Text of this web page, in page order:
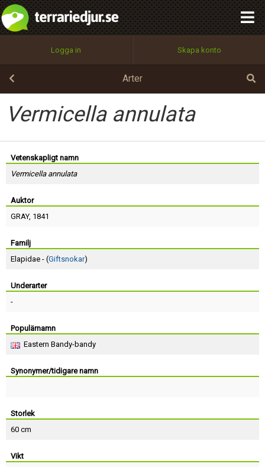
Logga in Skapa konto
Arter
Vermicella annulata
Vetenskapligt namn
Vermicella annulata
Auktor
GRAY, 1841
Familj
Elapidae - (Giftsnokar)
Underarter
-
Populärnamn
Eastern Bandy-bandy
Synonymer/tidigare namn
Storlek
60 cm
Vikt
Utför
100%
OK
integritetspolicy
Namn:
Epost:
Lösenord:
Terms of Service
Begär nytt lösenord
Tillbaka till förstasidan